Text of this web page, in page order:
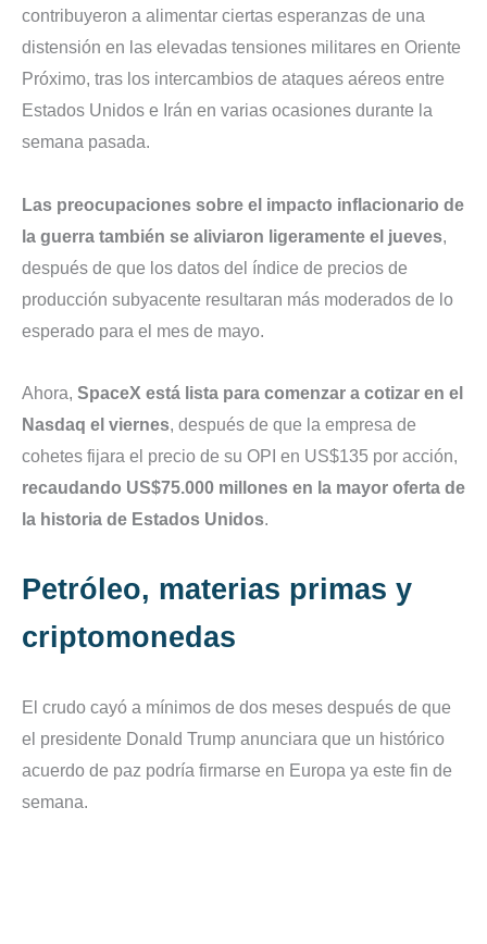
contribuyeron a alimentar ciertas esperanzas de una
distensión en las elevadas tensiones militares en Oriente
Próximo, tras los intercambios de ataques aéreos entre
Estados Unidos e Irán en varias ocasiones durante la
semana pasada.
Las preocupaciones sobre el impacto inflacionario de
la guerra también se aliviaron ligeramente el jueves,
después de que los datos del índice de precios de
producción subyacente resultaran más moderados de lo
esperado para el mes de mayo.
Ahora, SpaceX está lista para comenzar a cotizar en el
Nasdaq el viernes, después de que la empresa de
cohetes fijara el precio de su OPI en US$135 por acción,
recaudando US$75.000 millones en la mayor oferta de
la historia de Estados Unidos.
Petróleo, materias primas y
criptomonedas
El crudo cayó a mínimos de dos meses después de que
el presidente Donald Trump anunciara que un histórico
acuerdo de paz podría firmarse en Europa ya este fin de
semana.